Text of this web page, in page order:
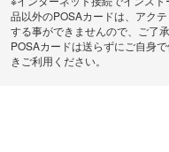
品以外のPOSAカードは、アク
する事ができませんので、ご了
POSAカードは送らずにご自身
きご利用ください。